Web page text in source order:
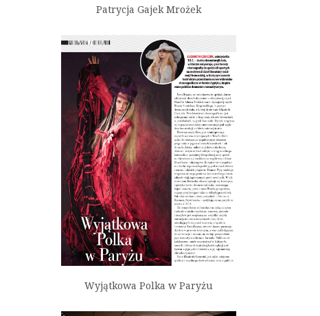
Patrycja Gajek Mrożek
Wyjątkowa Polka w Paryżu